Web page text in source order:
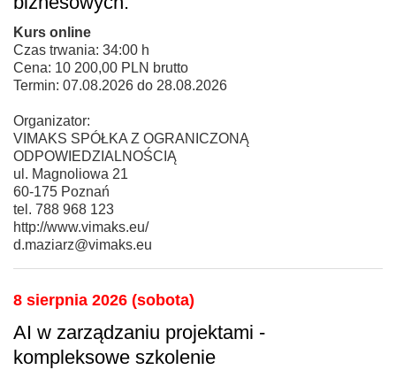
Kurs online
Czas trwania: 34:00 h
Cena: 10 200,00 PLN brutto
Termin: 07.08.2026 do 28.08.2026
Organizator:
VIMAKS SPÓŁKA Z OGRANICZONĄ
ODPOWIEDZIALNOŚCIĄ
ul. Magnoliowa 21
60-175 Poznań
tel. 788 968 123
http://www.vimaks.eu/
d.maziarz@vimaks.eu
8 sierpnia 2026 (sobota)
AI w zarządzaniu projektami -
kompleksowe szkolenie